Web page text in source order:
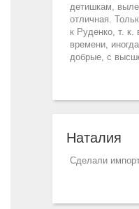
детишкам,
отличная.
к Руденко, т.
времени,
добрые, с
Наталия
Сделали